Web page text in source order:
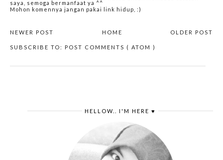
saya, semoga bermanfaat ya ^^
Mohon komennya jangan pakai link hidup, :)
NEWER POST OLDER POST
HOME
SUBSCRIBE TO: POST COMMENTS ( ATOM )
HELLOW.. I'M HERE ♥